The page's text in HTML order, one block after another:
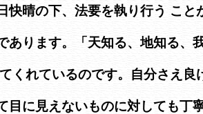
晴の下、法要を執り行う こと
あります。「天知る、地知る、
くれているのです。自分さえ良
目に見えないものに対しても丁